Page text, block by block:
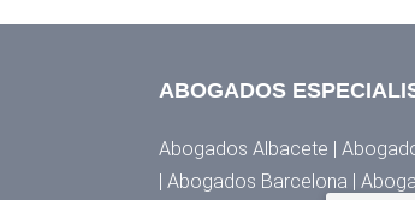
ABOGADOS
Abogados Albacete |
| Abogados Barcelona |